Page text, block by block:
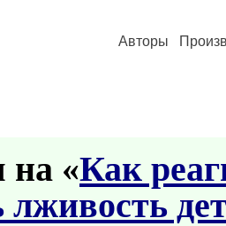
Авторы
на «Как
лживость